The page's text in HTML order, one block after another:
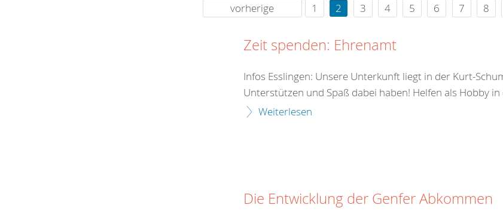
vorherige
1 2 3 4 5 6 7 8
Zeit spenden: Ehrenamt
Infos Esslingen: Unsere Unterkunft liegt in der Kurt-
Unterstützen und Spaß dabei haben! Helfen als Hobby
Weiterlesen
Die Entwicklung der Genfer Abkommen